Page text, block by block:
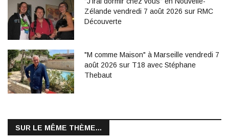
Zélande vendredi 7 août 2026 sur RMC
Découverte
"M comme Maison" à Marseille vendredi 7
août 2026 sur T18 avec Stéphane
Thebaut
SUR LE MÊME THÈME...